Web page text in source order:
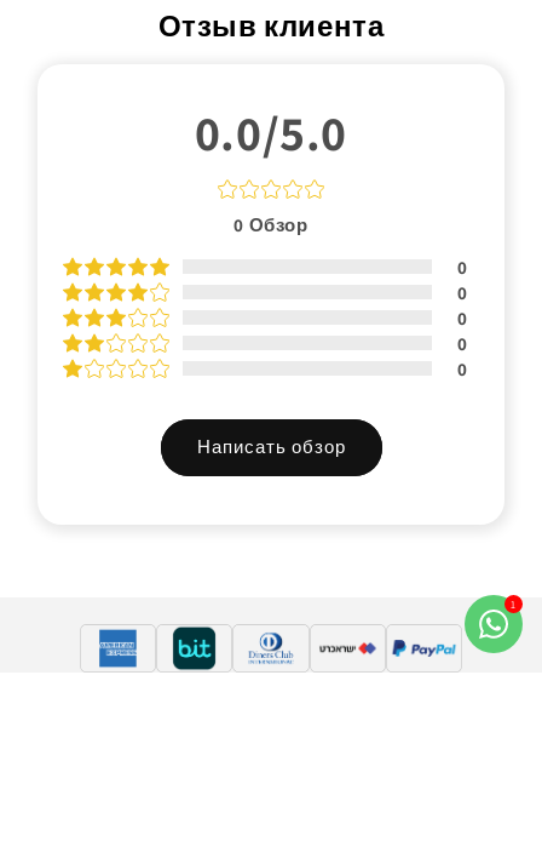
Отзыв клиента
0.0/5.0
0 Обзор
0
0
0
0
0
Написать обзор